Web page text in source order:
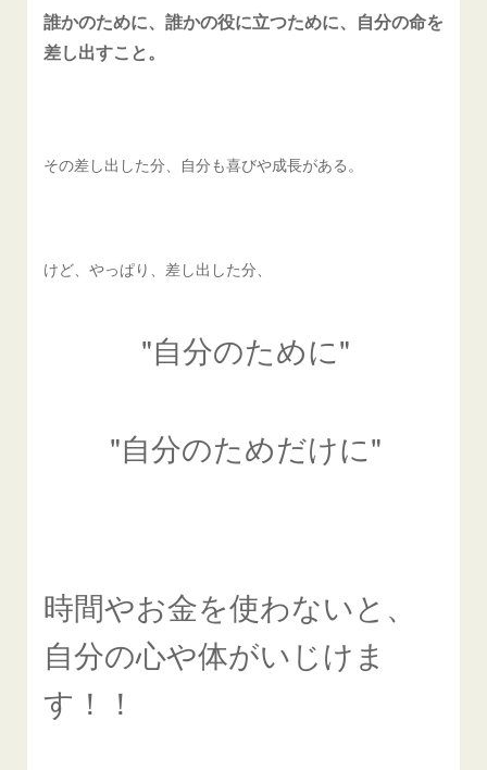
誰かのために、誰かの役に立つために、自分の命を
差し出すこと。
その差し出した分、自分も喜びや成長がある。
けど、やっぱり、差し出した分、
"自分のために"
"自分のためだけに"
時間やお金を使わないと、
自分の心や体がいじけま
す！！